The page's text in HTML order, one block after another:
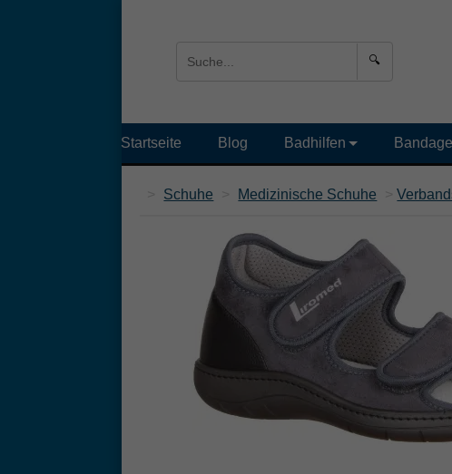
🔍
Startseite Blog Badhilfen
Schuhe Medizinische Schuhe >